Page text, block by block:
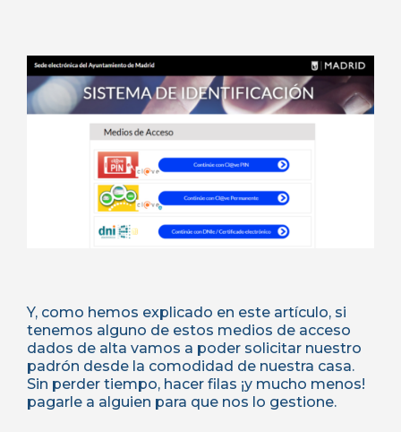
Y, como hemos explicado en este artículo, si
tenemos alguno de estos medios de acceso
dados de alta vamos a poder solicitar nuestro
padrón desde la comodidad de nuestra casa.
Sin perder tiempo, hacer filas ¡y mucho menos!
pagarle a alguien para que nos lo gestione.